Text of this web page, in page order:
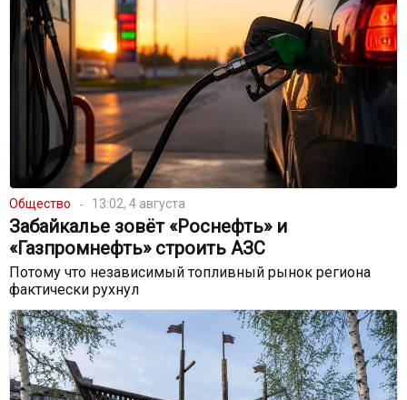
Общество 13:02, 4 августа
Забайкалье зовёт «Роснефть» и
«Газпромнефть» строить АЗС
Потому что независимый топливный рынок региона
фактически рухнул